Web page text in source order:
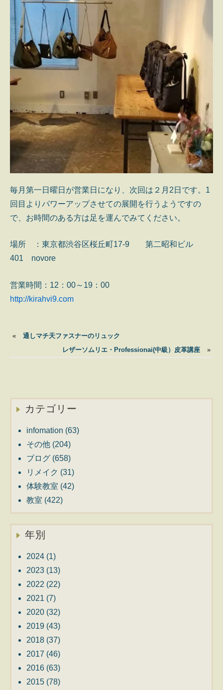
毎月第一日曜日が営業日になり、次回は２月2日です。1
回目よりパワーアップさせての展開を行うようですの
で、お時間のある方は足を運んでみてください。
場所 ：東京都渋谷区桜丘町17-9 第二昭和ビル
401 novore
営業時間：12：00～19：00
http://kirahvi9.com
«
通しマチ天ファスナーのリュック
レザーソムリエ・Professionai(中級）皮革講座
»
カテゴリー
infomation (63)
その他 (204)
ブログ (658)
リメイク (31)
体験教室 (42)
教室 (422)
年別
2024 (1)
2023 (13)
2022 (22)
2021 (7)
2020 (32)
2019 (43)
2018 (37)
2017 (46)
2016 (63)
2015 (78)